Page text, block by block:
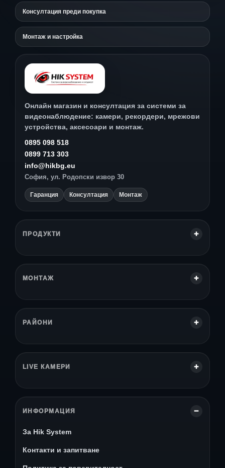
Консултация преди покупка
Монтаж и настройка
Онлайн магазин и консултация за системи за
видеонаблюдение: камери, рекордери, мрежови
устройства, аксесоари и монтаж.
0895 098 518
0899 713 303
info@hikbg.eu
София, ул. Родопски извор 30
Гаранция Консултация Монтаж
ПРОДУКТИ
МОНТАЖ
РАЙОНИ
LIVE КАМЕРИ
ИНФОРМАЦИЯ
За Hik System
Контакти и запитване